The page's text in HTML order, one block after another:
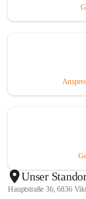
Unser
Hauptstraße 36, 6836